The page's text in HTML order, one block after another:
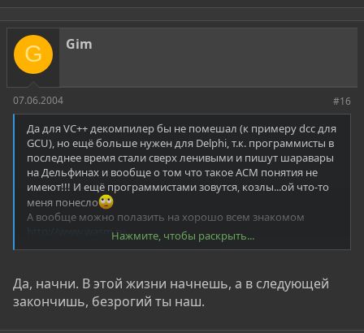
G Gim
07.06.2004 #16
Да для VC++ декомпилер бы не помешал (к примеру dcc для
GCU), но ещё больше нужен для Delphi, т.к. программисты в
последнее время стали сверх ленивыми и пишут шаравары
на Дельфинах и вообще о том что такое АСМ понятия не
имеют!!! И ещё программистами зовутся, козлы...ой что-то
меня понесло
А вообще можно полазить на хорошо всем знакомом
http://www.wasm.ruНажмите, чтобы раскрыть...
Да, начни. В этой жизни начнешь, а в следующей
закончишь, безрогий ты наш.